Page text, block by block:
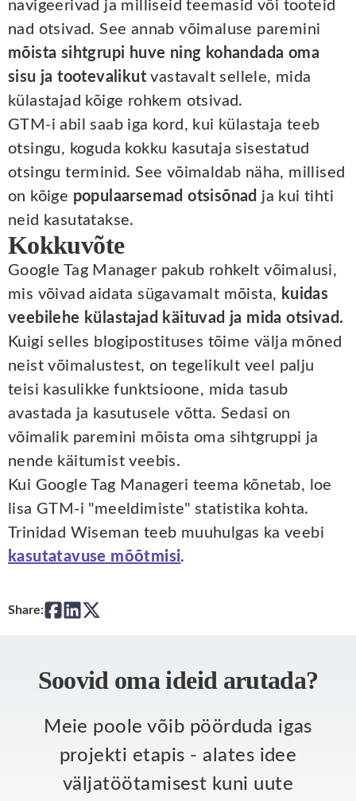
navigeerivad ja milliseid teemasid või tooteid
nad otsivad. See annab võimaluse paremini
mõista sihtgrupi huve ning kohandada oma
sisu ja tootevalikut vastavalt sellele, mida
külastajad kõige rohkem otsivad.
GTM-i abil saab iga kord, kui külastaja teeb
otsingu, koguda kokku kasutaja sisestatud
otsingu terminid. See võimaldab näha, millised
on kõige populaarsemad otsisõnad ja kui tihti
neid kasutatakse.
Kokkuvõte
Google Tag Manager pakub rohkelt võimalusi,
mis võivad aidata sügavamalt mõista, kuidas
veebilehe külastajad käituvad ja mida otsivad.
Kuigi selles blogipostituses tõime välja mõned
neist võimalustest, on tegelikult veel palju
teisi kasulikke funktsioone, mida tasub
avastada ja kasutusele võtta. Sedasi on
võimalik paremini mõista oma sihtgruppi ja
nende käitumist veebis.
Kui Google Tag Manageri teema kõnetab, loe
lisa GTM-i "meeldimiste" statistika kohta.
Trinidad Wiseman teeb muuhulgas ka veebi
kasutatavuse mõõtmisi.
Share:
Soovid oma ideid arutada?
Meie poole võib pöörduda igas
projekti etapis - alates idee
väljatöötamisest kuni uute